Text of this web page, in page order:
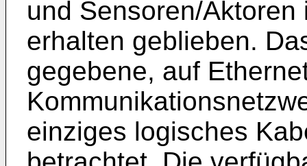
und Sensoren/
erhalten geblieben.
gegebene, auf
einziges logisches